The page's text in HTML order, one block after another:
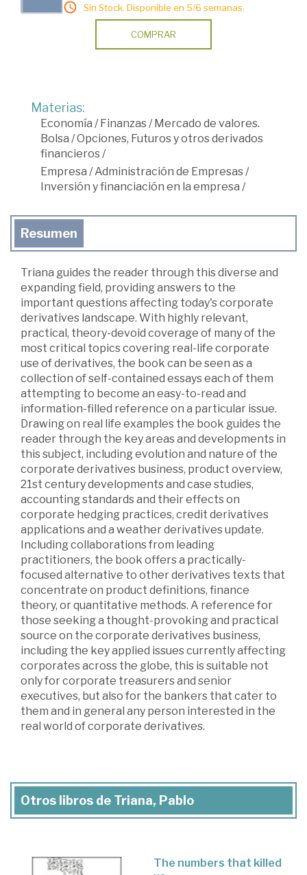
Sin Stock. Disponible en 5/6 semanas.
COMPRAR
Materias:
Economía /Finanzas /Mercado de valores.
Bolsa /Opciones, Futuros y otros derivados
financieros /
Empresa /Administración de Empresas /
Inversión y financiación en la empresa /
Resumen
Triana guides the reader through this diverse and
expanding field, providing answers to the
important questions affecting today's corporate
derivatives landscape. With highly relevant,
practical, theory-devoid coverage of many of the
most critical topics covering real-life corporate
use of derivatives, the book can be seen as a
collection of self-contained essays each of them
attempting to become an easy-to-read and
information-filled reference on a particular issue.
Drawing on real life examples the book guides the
reader through the key areas and developments in
this subject, including evolution and nature of the
corporate derivatives business, product overview,
21st century developments and case studies,
accounting standards and their effects on
corporate hedging practices, credit derivatives
applications and a weather derivatives update.
Including collaborations from leading
practitioners, the book offers a practically-
focused alternative to other derivatives texts that
concentrate on product definitions, finance
theory, or quantitative methods. A reference for
those seeking a thought-provoking and practical
source on the corporate derivatives business,
including the key applied issues currently affecting
corporates across the globe, this is suitable not
only for corporate treasurers and senior
executives, but also for the bankers that cater to
them and in general any person interested in the
real world of corporate derivatives.
Otros libros de Triana, Pablo
The numbers that killed